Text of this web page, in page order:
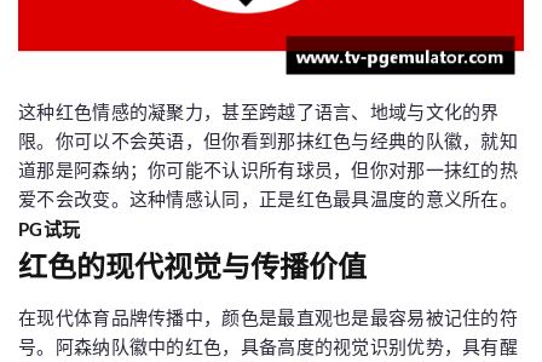
这种红色情感的凝聚力，甚至跨越了语言、地域与文化的界
限。你可以不会英语，但你看到那抹红色与经典的队徽，就知
道那是阿森纳；你可能不认识所有球员，但你对那一抹红的热
爱不会改变。这种情感认同，正是红色最具温度的意义所在。
PG试玩
红色的现代视觉与传播价值
在现代体育品牌传播中，颜色是最直观也是最容易被记住的符
号。阿森纳队徽中的红色，具备高度的视觉识别优势，具有醒